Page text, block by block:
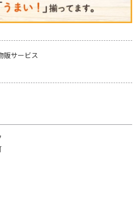
販サービス